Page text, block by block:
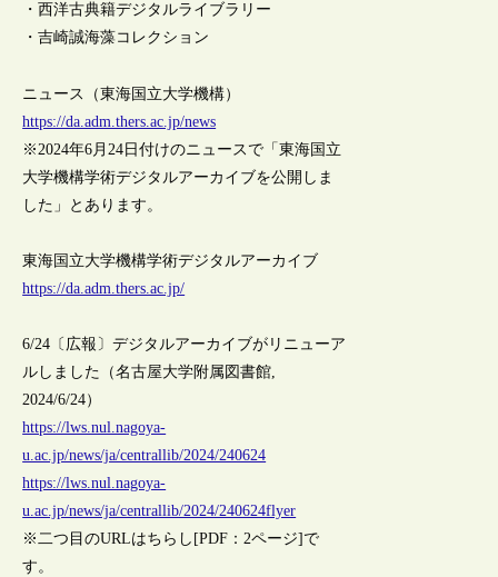
・西洋古典籍デジタルライブラリー
・吉崎誠海藻コレクション
ニュース（東海国立大学機構）
https://da.adm.thers.ac.jp/news
※2024年6月24日付けのニュースで「東海国立
大学機構学術デジタルアーカイブを公開しま
した」とあります。
東海国立大学機構学術デジタルアーカイブ
https://da.adm.thers.ac.jp/
6/24〔広報〕デジタルアーカイブがリニューア
ルしました（名古屋大学附属図書館,
2024/6/24）
https://lws.nul.nagoya-
u.ac.jp/news/ja/centrallib/2024/240624
https://lws.nul.nagoya-
u.ac.jp/news/ja/centrallib/2024/240624flyer
※二つ目のURLはちらし[PDF：2ページ]で
す。